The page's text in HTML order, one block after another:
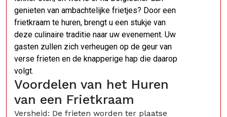
genieten van ambachtelijke frietjes? Door een
frietkraam te huren, brengt u een stukje van
deze culinaire traditie naar uw evenement. Uw
gasten zullen zich verheugen op de geur van
verse frieten en de knapperige hap die daarop
volgt.
Voordelen van het Huren
van een Frietkraam
Versheid: De frieten worden ter plaatse